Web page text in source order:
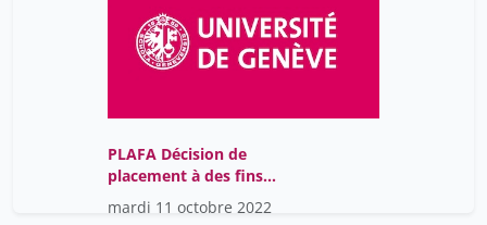
PLAFA Décision de
placement à des fins
d'assistance (PLAFA) par
un médecin
mardi 11 octobre 2022